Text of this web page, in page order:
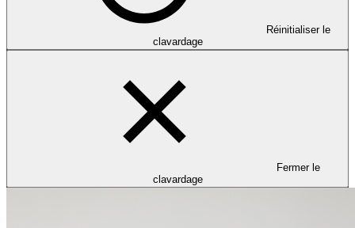
Réinitialiser le
clavardage
Fermer le
clavardage